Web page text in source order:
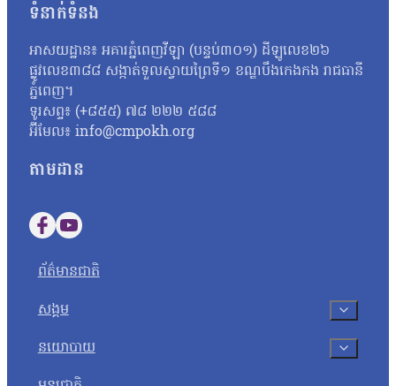
ចំនួន៥នាក់គឺ លោក សៀង ហេង លោក ម៉ាង យ៉ាវ លោក គុជ…
ទំនាក់ទំនង
អាសយដ្ឋាន៖ អគារភ្នំពេញវីឡា (បន្ទប់៣០១) ដីឡូលេខ២៦
ផ្លូវលេខ៣៨៨ សង្កាត់ទួលស្វាយព្រៃទី១ ខណ្ឌបឹងកេងកង រាជធានី
ភ្នំពេញ។
ទូរសព្ទ៖ (+៨៥៥) ៧៨ ២២២ ៥៨៨
អ៊ីមែល៖ info@cmpokh.org
តាមដាន
Follow us on Facebook
Follow us on YouTube
ព័ត៌មានជាតិ
សង្គម
នយោបាយ